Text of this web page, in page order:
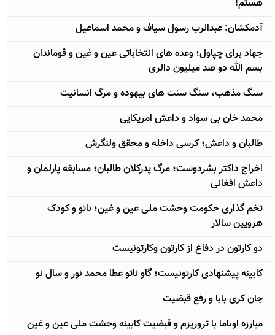
هستم!
آدمکشان: عبدالرب رسول سیاف و محمد اسماعیل
جهاد برای چپاول؛ وعده های انتخاباتی عین و غین و قوماندان
بسم الله دو صد میلیون دالری
سنگ مذهب، سنگ سنت های بیهوده و مرگ انسانیت
محمد خان بی سواد و داعش امریکایی
طالبان و داعش؛ کرسی داخله و محقق ولنگرش
اخراج داکتر بشردوست؛ مرگ پدرکلان طالبان؛ مسابقه پارلمان و
داعش افغانی
تخم گذاری حکومت وحشت ملی عین و غین؛ ناتو و کودک
هرویین سالار
دو کارتون در دفاع از کارتون وکارتونیست
کابینه پیشنهادی کارتونیست؛ گاو ناتو عطا محمد نور و سال نو
جان کری بابا و رفع قبضیت
مبارزه اوباما با تروریزم و قبضیت کابینه وحشت ملی عین و غین